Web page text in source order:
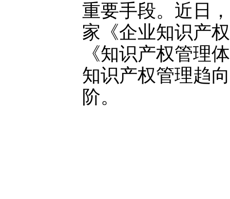
重要手段。近日
家《企业知识产
《知识产权管理
知识产权管理趋
阶。